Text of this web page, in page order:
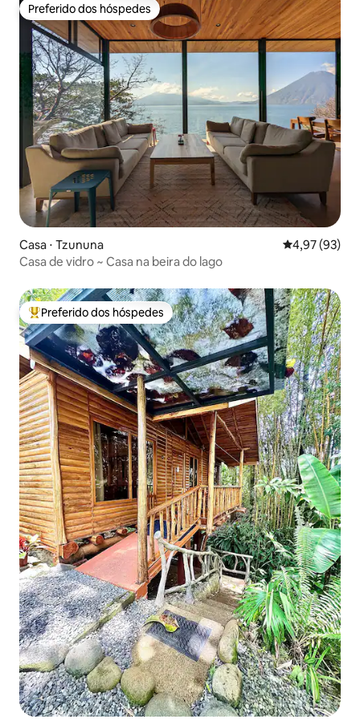
Preferido dos hóspedes
Preferido dos hóspedes
Casa ⋅ Tzununa 4,97 de uma
4,97 (93)
Casa de vidro ~ Casa na beira do lago
Entre os melhores preferidos dos hóspedes
Preferido dos hóspedes